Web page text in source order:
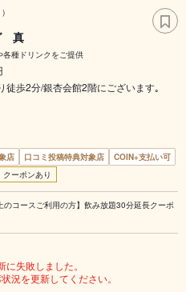
真
各種ドリンクをご提供
徒歩2分/銀杏会館2階にございます｡
店 口コミ投稿特典対象店
COIN+支払い可
クーポンあり
のコースご利用の方】飲み放題30分延長クーポ
失敗しました。
況を更新してください。